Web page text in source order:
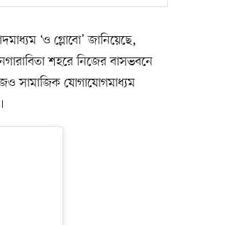
‘ও গ্লোবো’ জানিয়েছে,
শহরে নিজের বাসভবনে
সামাজিক যোগাযোগমাধ্যম